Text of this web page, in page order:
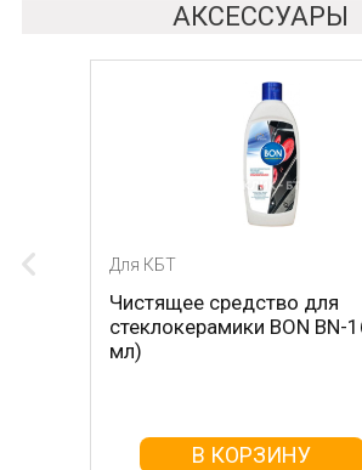
АКСЕССУАРЫ
Для КБТ
Чистящее средство для
стеклокерамики BON BN-
мл)
В КОРЗИНУ
Для КБТ
Скребок для ухода за
стеклокерамикой BON
В КОРЗИНУ